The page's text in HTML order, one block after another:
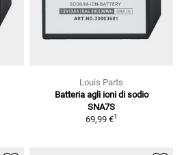
Louis Parts
Batteria agli ioni di sodio
SNA7S
69,99 €1